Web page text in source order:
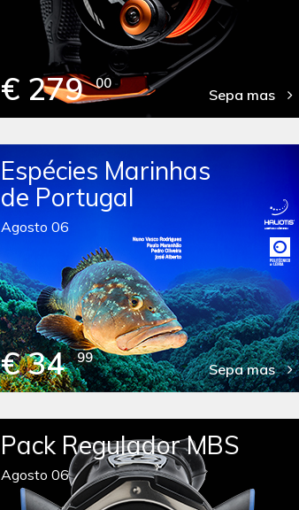
€ 279 00
Sepa mas
Espécies Marinhas
de Portugal
Agosto 06
€ 34 99
Sepa mas
Pack Regulador MBS
Agosto 06